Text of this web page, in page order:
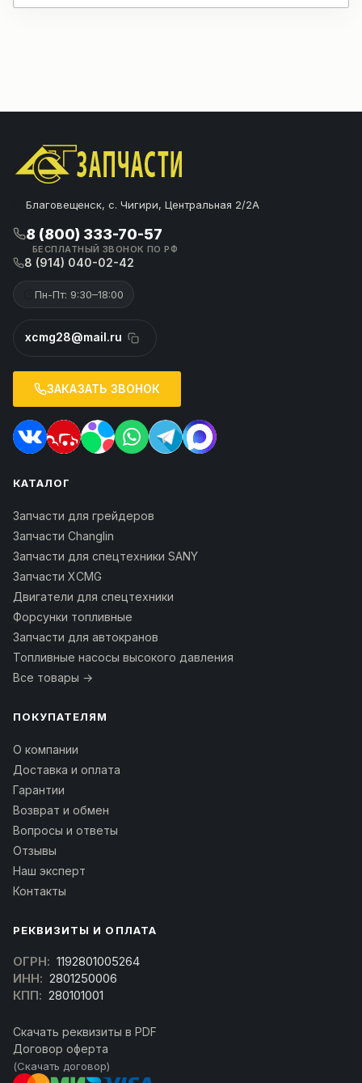
Благовещенск, с. Чигири, Центральная 2/2А
8 (800) 333-70-57
БЕСПЛАТНЫЙ ЗВОНОК ПО РФ
8 (914) 040-02-42
Пн-Пт: 9:30–18:00
xcmg28@mail.ru
ЗАКАЗАТЬ ЗВОНОК
КАТАЛОГ
Запчасти для грейдеров
Запчасти Changlin
Запчасти для спецтехники SANY
Запчасти XCMG
Двигатели для спецтехники
Форсунки топливные
Запчасти для автокранов
Топливные насосы высокого давления
Все товары →
ПОКУПАТЕЛЯМ
О компании
Доставка и оплата
Гарантии
Возврат и обмен
Вопросы и ответы
Отзывы
Наш эксперт
Контакты
РЕКВИЗИТЫ И ОПЛАТА
ОГРН: 1192801005264
ИНН: 2801250006
КПП: 280101001
Скачать реквизиты в PDF
Договор оферта
(Скачать договор)